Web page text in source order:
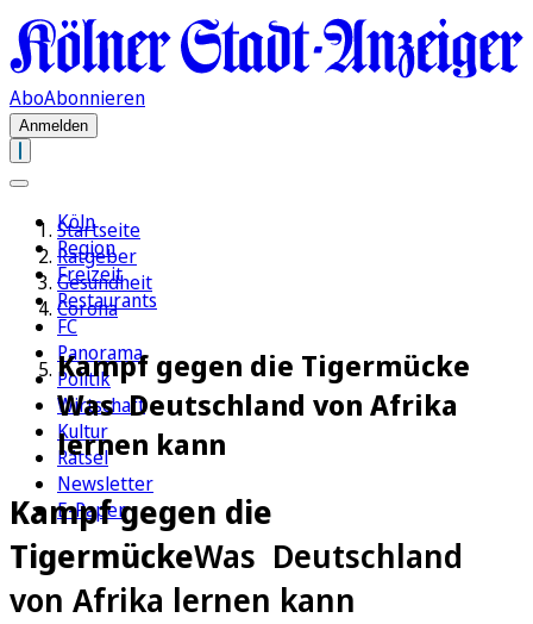
AboAbonnieren
Anmelden
Köln
Region
Freizeit
Restaurants
FC
Panorama
Politik
Wirtschaft
Kultur
Rätsel
Newsletter
E-Paper
Startseite
Ratgeber
Gesundheit
Corona
Kampf gegen die Tigermücke
Was Deutschland von Afrika
lernen kann
Kampf gegen die
TigermückeWas Deutschland
von Afrika lernen kann